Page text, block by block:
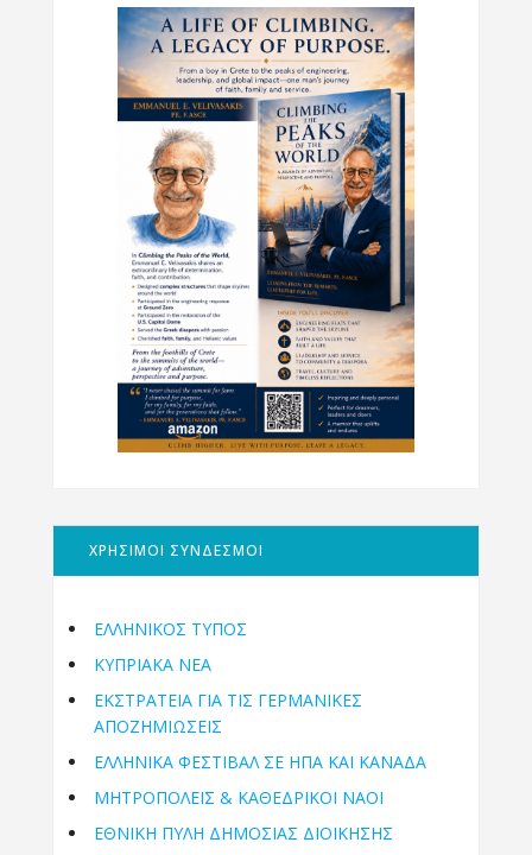
ΧΡΗΣΙΜΟΙ ΣΥΝΔΕΣΜΟΙ
ΕΛΛΗΝΙΚΟΣ ΤΥΠΟΣ
ΚΥΠΡΙΑΚΑ ΝΕΑ
ΕΚΣΤΡΑΤΕΙΑ ΓΙΑ ΤΙΣ ΓΕΡΜΑΝΙΚΕΣ
ΑΠΟΖΗΜΙΩΣΕΙΣ
ΕΛΛΗΝΙΚΆ ΦΕΣΤΙΒΆΛ ΣΕ ΗΠΑ ΚΑΙ ΚΑΝΑΔΑ
ΜΗΤΡΟΠΌΛΕΙΣ & ΚΑΘΕΔΡΙΚΟΊ ΝΑΟΊ
ΕΘΝΙΚΉ ΠΎΛΗ ΔΗΜΌΣΙΑΣ ΔΙΟΊΚΗΣΗΣ